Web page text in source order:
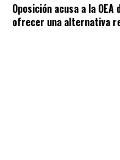
Oposición acusa a la
ofrecer una alternativa